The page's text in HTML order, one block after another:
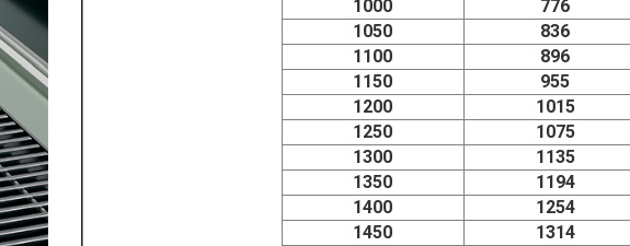
1000
776
1050
836
1100
896
1150
955
1200
1015
1250
1075
1300
1135
1350
1194
1400
1254
1450
1314